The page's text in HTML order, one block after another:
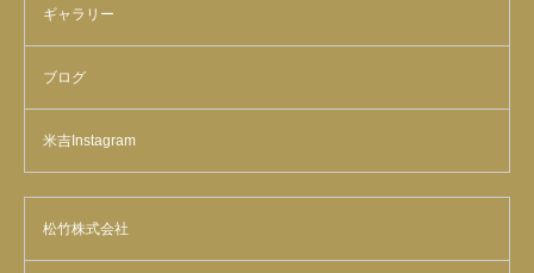
ギャラリー
ブログ
米吉Instagram
松竹株式会社